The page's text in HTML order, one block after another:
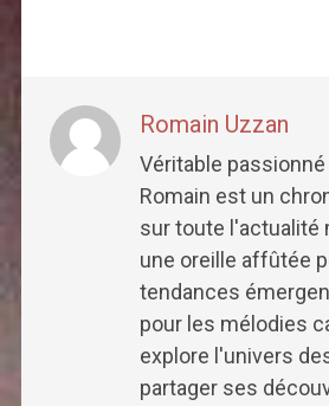
Romain Uzzan
Véritable
Romain est un
sur toute l'actualité
une oreille affûtée
tendances
pour les mélodies
explore l'univers
partager ses